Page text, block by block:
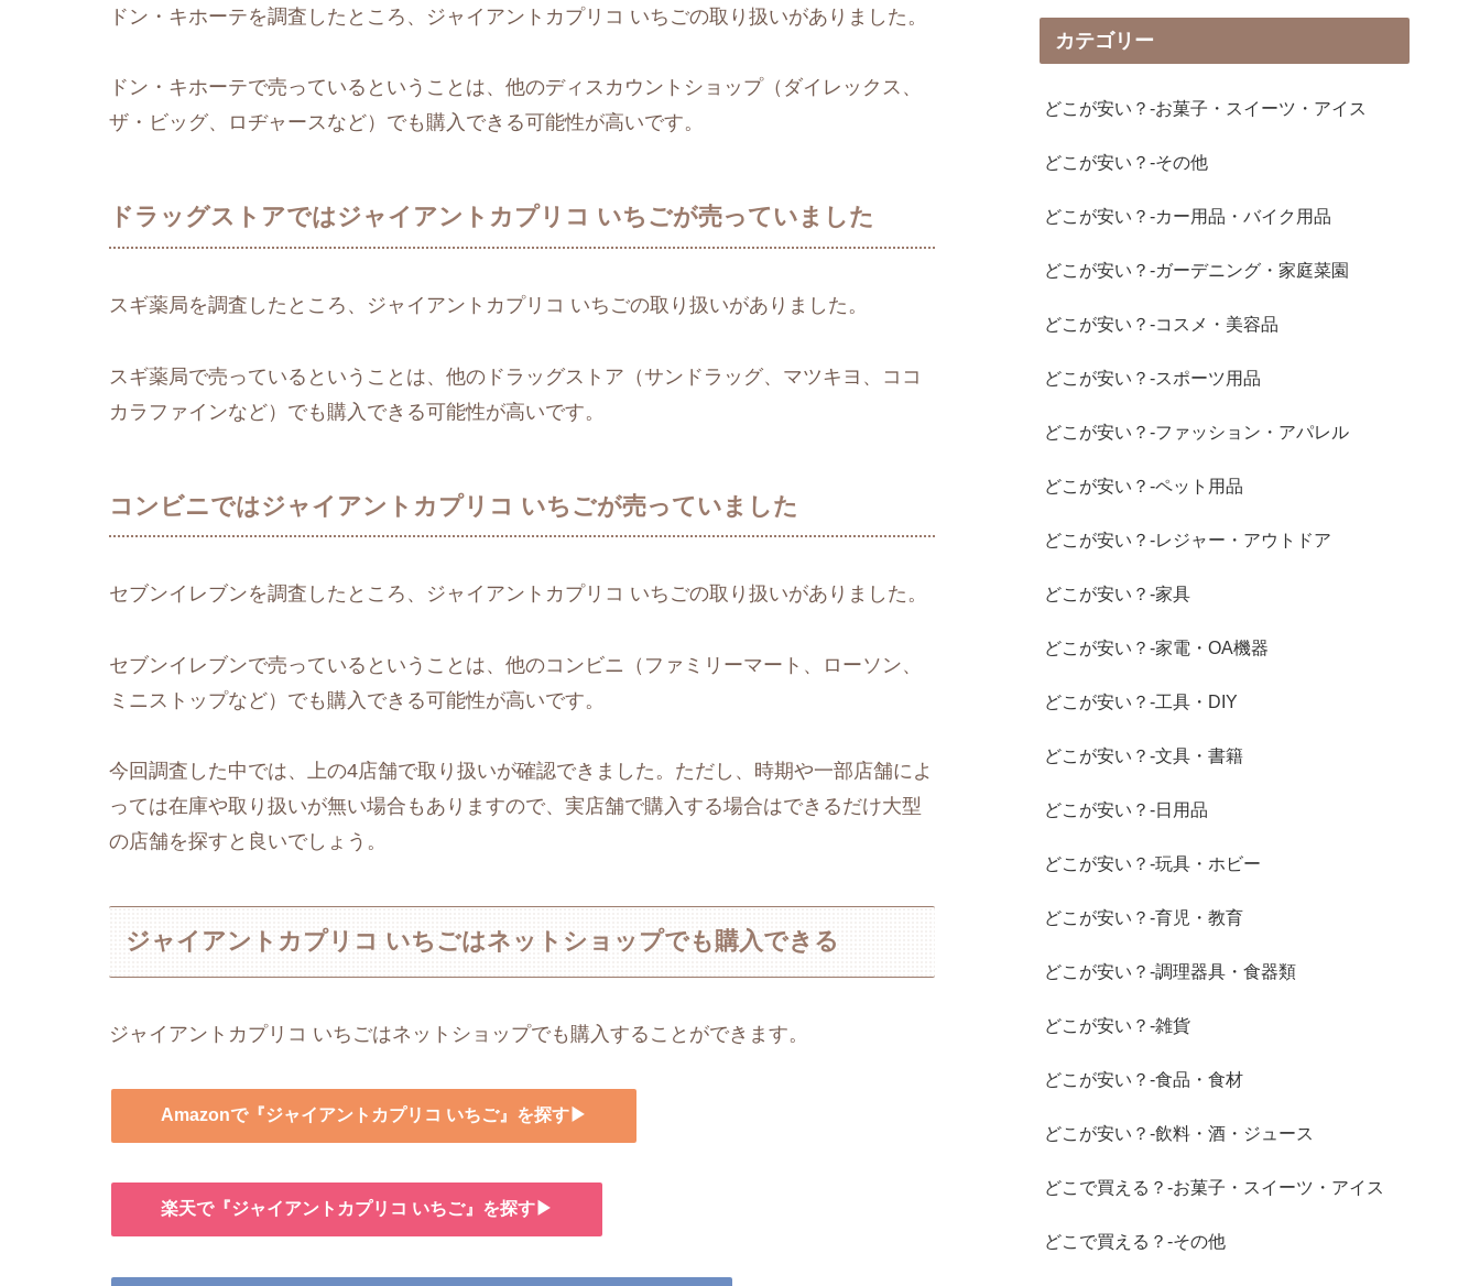
ドン・キホーテを調査したところ、ジャイアントカプリコ いちごの取り扱いがありました。
ドン・キホーテで売っているということは、他のディスカウントショップ（ダイレックス、
ザ・ビッグ、ロヂャースなど）でも購入できる可能性が高いです。
ドラッグストアではジャイアントカプリコ いちごが売っていました
スギ薬局を調査したところ、ジャイアントカプリコ いちごの取り扱いがありました。
スギ薬局で売っているということは、他のドラッグストア（サンドラッグ、マツキヨ、ココ
カラファインなど）でも購入できる可能性が高いです。
コンビニではジャイアントカプリコ いちごが売っていました
セブンイレブンを調査したところ、ジャイアントカプリコ いちごの取り扱いがありました。
セブンイレブンで売っているということは、他のコンビニ（ファミリーマート、ローソン、
ミニストップなど）でも購入できる可能性が高いです。
今回調査した中では、上の4店舗で取り扱いが確認できました。ただし、時期や一部店舗によ
っては在庫や取り扱いが無い場合もありますので、実店舗で購入する場合はできるだけ大型
の店舗を探すと良いでしょう。
ジャイアントカプリコ いちごはネットショップでも購入できる
ジャイアントカプリコ いちごはネットショップでも購入することができます。
Amazonで『ジャイアントカプリコ いちご』を探す▶
楽天で『ジャイアントカプリコ いちご』を探す▶
カテゴリー
どこが安い？-お菓子・スイーツ・アイス
どこが安い？-その他
どこが安い？-カー用品・バイク用品
どこが安い？-ガーデニング・家庭菜園
どこが安い？-コスメ・美容品
どこが安い？-スポーツ用品
どこが安い？-ファッション・アパレル
どこが安い？-ペット用品
どこが安い？-レジャー・アウトドア
どこが安い？-家具
どこが安い？-家電・OA機器
どこが安い？-工具・DIY
どこが安い？-文具・書籍
どこが安い？-日用品
どこが安い？-玩具・ホビー
どこが安い？-育児・教育
どこが安い？-調理器具・食器類
どこが安い？-雑貨
どこが安い？-食品・食材
どこが安い？-飲料・酒・ジュース
どこで買える？-お菓子・スイーツ・アイス
どこで買える？-その他